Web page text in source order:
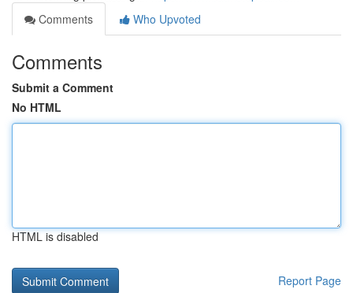
Comments
Who Upvoted
Comments
Submit a Comment
No HTML
HTML is disabled
Report Page